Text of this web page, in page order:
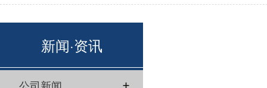
新闻·资讯